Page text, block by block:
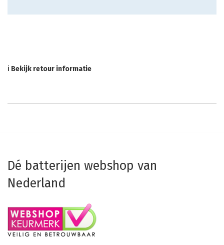
ℹ Bekijk retour informatie
Dé batterijen webshop van
Nederland